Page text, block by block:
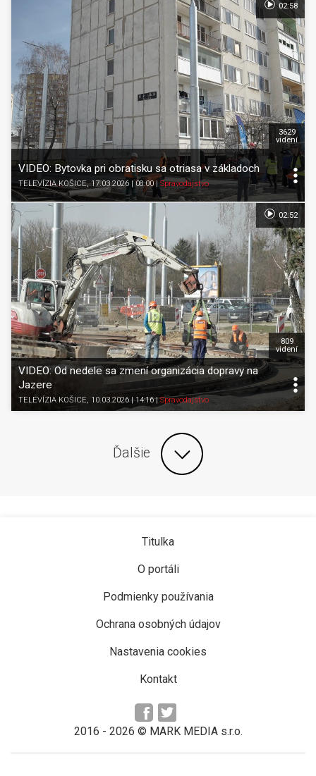
VIDEO: Bytovka pri obratisku sa otriasa v základoch
TELEVÍZIA KOŠICE, 17.03.2026 | 08:00 Spravodajstvo
3629
videní
02:58
VIDEO: Od nedele sa zmení organizácia dopravy na
Jazere
TELEVÍZIA KOŠICE, 10.03.2026 | 14:16|Spravodajstvo
809
videní
02:52
Ďalšie
Titulka
O portáli
Podmienky používania
Ochrana osobných údajov
Nastavenia cookies
Kontakt
2016 - 2026 © MARK MEDIA s.r.o.